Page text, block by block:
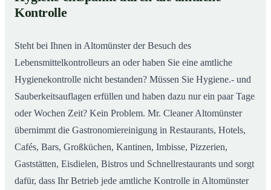
02Gastronomiereinigung in Altomünster – Qualität,
die man sieht
Kontrolle
Steht bei Ihnen in Altomünster der Besuch des
Lebensmittelkontrolleurs an oder haben Sie eine amtliche
Hygienekontrolle nicht bestanden? Müssen Sie Hygiene.- und
Sauberkeitsauflagen erfüllen und haben dazu nur ein paar Tage
oder Wochen Zeit? Kein Problem. Mr. Cleaner Altomünster
übernimmt die Gastronomiereinigung in Restaurants, Hotels,
Cafés, Bars, Großküchen, Kantinen, Imbisse, Pizzerien,
Gaststätten, Eisdielen, Bistros und Schnellrestaurants und sorgt
dafür, dass Ihr Betrieb jede amtliche Kontrolle in Altomünster